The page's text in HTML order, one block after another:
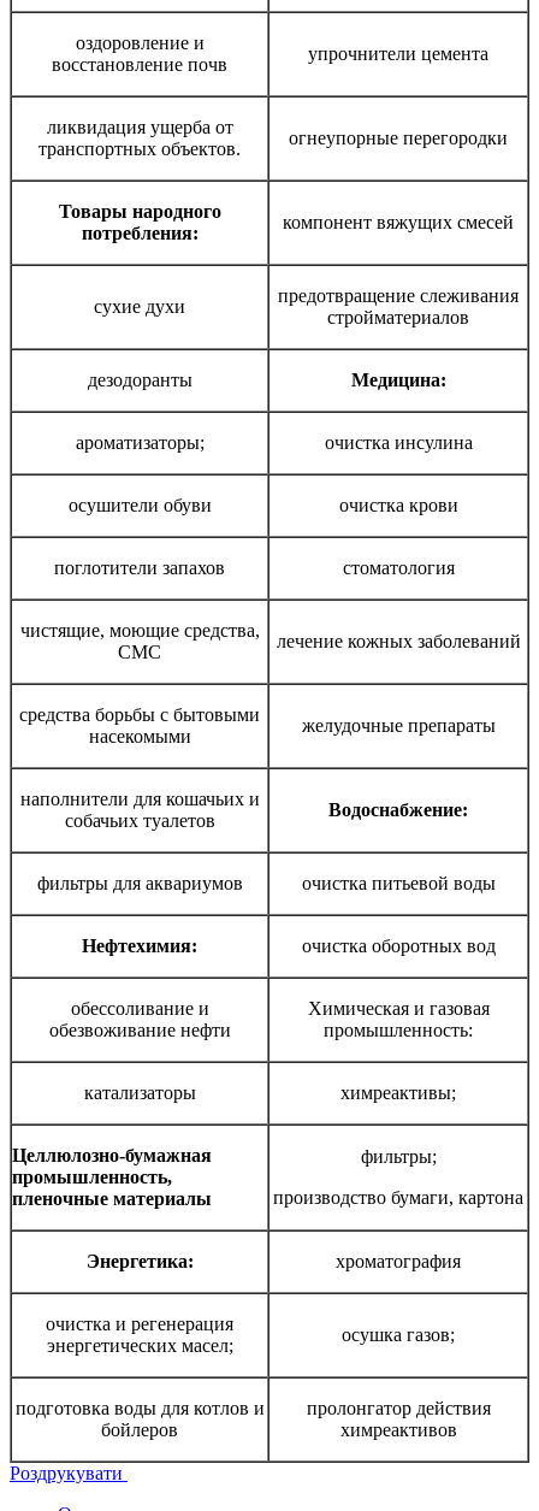
оздоровление и
восстановление почв
упрочнители цемента
ликвидация ущерба от
транспортных объектов.
огнеупорные перегородки
Товары народного
потребления:
компонент вяжущих смесей
сухие духи
предотвращение слеживания
стройматериалов
дезодоранты Медицина:
ароматизаторы; очистка инсулина
осушители обуви очистка крови
поглотители запахов стоматология
чистящие, моющие средства,
СМС
лечение кожных заболеваний
средства борьбы с бытовыми
насекомыми
желудочные препараты
наполнители для кошачьих и
собачьих туалетов
Водоснабжение:
фильтры для аквариумов очистка питьевой воды
Нефтехимия: очистка оборотных вод
обессоливание и
обезвоживание нефти
Химическая и газовая
промышленность:
катализаторы химреактивы;
Целлюлозно-бумажная
промышленность,
пленочные материалы
фильтры;
производство бумаги, картона
Энергетика: хроматография
очистка и регенерация
энергетических масел;
осушка газов;
подготовка воды для котлов и
бойлеров
пролонгатор действия
химреактивов
Роздрукувати